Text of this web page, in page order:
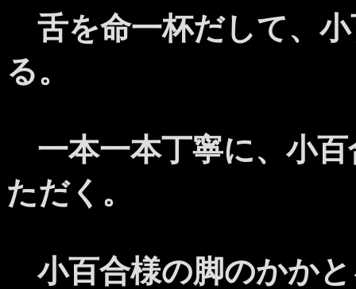
舌を命一杯だして、
る。
一本一本丁寧に、小
ただく。
小百合様の脚のかか